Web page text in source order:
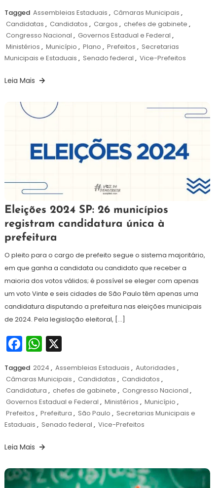
Tagged Assembleias Estaduais , Câmaras Municipais ,
Candidatas , Candidatos , Cargos , chefes de gabinete ,
Congresso Nacional , Governos Estadual e Federal ,
Ministérios , Município , Plano , Prefeitos , Secretarias
Municipais e Estaduais , Senado federal , Vice-Prefeitos
Leia Mais
6
setembro
de
Redação
Eleições 2024 SP: 26 municípios
registram candidatura única à
prefeitura
O pleito para o cargo de prefeito segue o sistema majoritário,
em que ganha a candidata ou candidato que receber a
maioria dos votos válidos; é possível se eleger com apenas
um voto Vinte e seis cidades de São Paulo têm apenas uma
candidatura disputando a prefeitura nas eleições municipais
de 2024. Pela legislação eleitoral, […]
Facebook
WhatsApp
X
Tagged 2024 , Assembleias Estaduais , Autoridades ,
Câmaras Municipais , Candidatas , Candidatos ,
Candidatura , chefes de gabinete , Congresso Nacional ,
Governos Estadual e Federal , Ministérios , Município ,
Prefeitos , Prefeitura , São Paulo , Secretarias Municipais e
Estaduais , Senado federal , Vice-Prefeitos
Leia Mais